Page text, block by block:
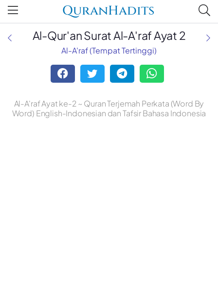
QuranHadits
Al-Qur'an Surat Al-A'raf Ayat 2
Al-A'raf (Tempat Tertinggi)
Al-A'raf Ayat ke-2 ~ Quran Terjemah Perkata (Word By
Word) English-Indonesian dan Tafsir Bahasa Indonesia